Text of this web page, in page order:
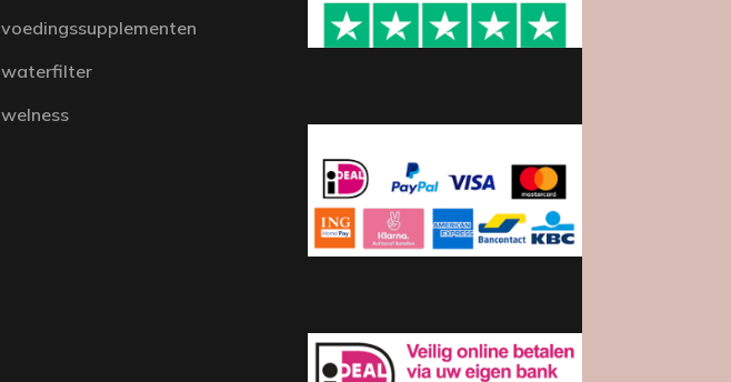
voedingssupplementen
waterfilter
welness